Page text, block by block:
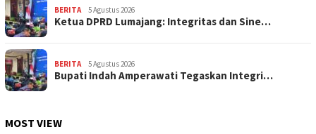
BERITA 5 Agustus 2026
Ketua DPRD Lumajang: Integritas dan Sine…
BERITA 5 Agustus 2026
Bupati Indah Amperawati Tegaskan Integri…
MOST VIEW